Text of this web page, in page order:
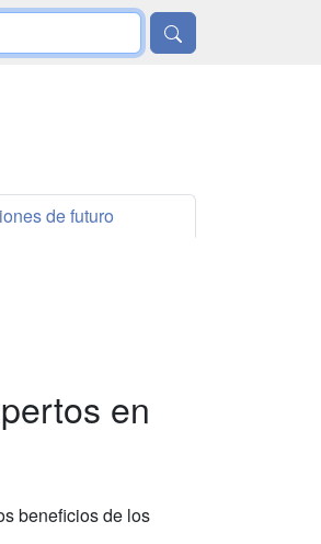
de futuro
en
beneficios de los